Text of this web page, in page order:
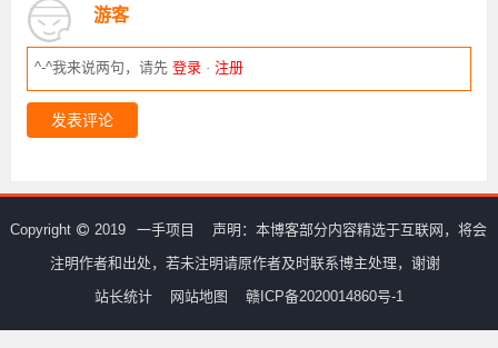
游客
^-^我来说两句，请先登录 · 注册
发表评论
Copyright 2019 一手项目
声明：本博客部分内容精选于互联网，将会
注明作者和出处，若未注明请原作者及时联系博主处理，谢谢
站长统计
网站地图 赣ICP备2020014860号-1